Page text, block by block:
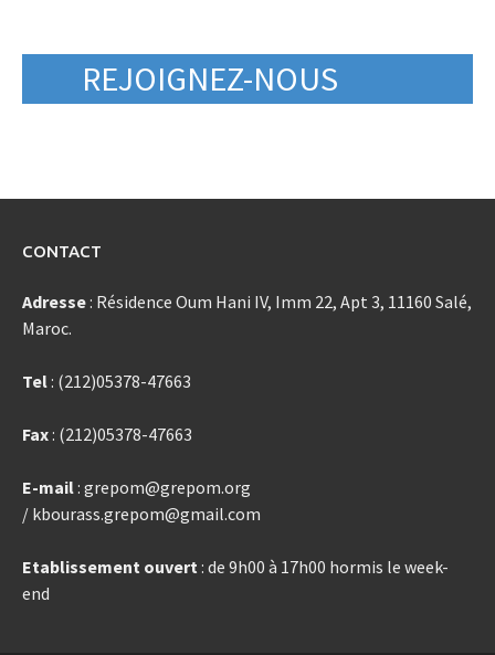
REJOIGNEZ-NOUS
CONTACT
Adresse: Résidence Oum Hani IV, Imm 22, Apt 3, 11160 Salé,
Maroc.
Tel: (212)05378-47663
Fax: (212)05378-47663
E-mail: grepom@grepom.org
/ kbourass.grepom@gmail.com
Etablissement ouvert : de 9h00 à 17h00 hormis le week-
end